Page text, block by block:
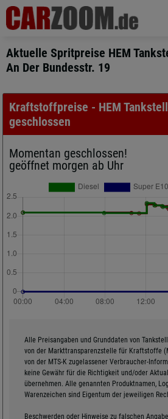
Aktuelle Spritpreise HEM
An Der Bundesstr. 19
Kraftstoffpreise - HEM
geschlossen
Momentan geschlossen!
geöffnet morgen ab Uhr
Alle Preisangaben und Grunddaten von
von der Markttransparenzstelle für Kraftstoffe
von der MTS-K zugelassener Verbraucher-
keine Gewähr für die Richtigkeit und/oder
übernehmen. Alle genannten Produktnamen,
Warenzeichen sind Eigentum der jeweiligen
Beschwerden oder Hinweise zu falschen